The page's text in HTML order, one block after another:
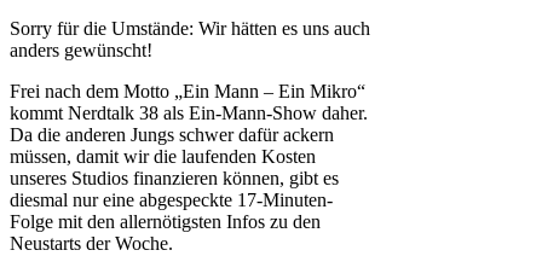
Sorry für die Umstände: Wir hätten es uns auch
anders gewünscht!
Frei nach dem Motto „Ein Mann – Ein Mikro“
kommt Nerdtalk 38 als Ein-Mann-Show daher.
Da die anderen Jungs schwer dafür ackern
müssen, damit wir die laufenden Kosten
unseres Studios finanzieren können, gibt es
diesmal nur eine abgespeckte 17-Minuten-
Folge mit den allernötigsten Infos zu den
Neustarts der Woche.